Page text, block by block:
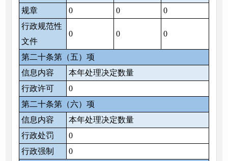
规章
0 0
0
行政规范性
文件
0 0 0
第二十条第（五）项
信息内容
本年处理决定数量
行政许可
0
第二十条第（六）项
信息内容
本年处理决定数量
行政处罚
0
行政强制
0